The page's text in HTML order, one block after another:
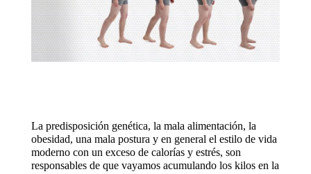
La predisposición genética, la mala alimentación, la
obesidad, una mala postura y en general el estilo de vida
moderno con un exceso de calorías y estrés, son
responsables de que vayamos acumulando los kilos en la